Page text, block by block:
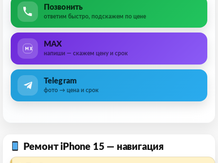
Позвонить
ответим быстро, подскажем по цене
MAX
напиши — скажем цену и срок
Telegram
фото → цена и срок
Ремонт iPhone 15 — навигация